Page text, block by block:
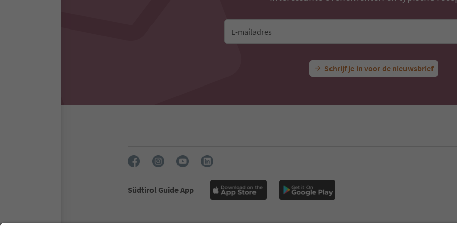
E-mailadres
Schrijf je in voor de nieuwsbrief
Südtirol Guide App